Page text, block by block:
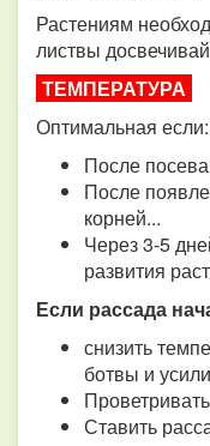
Растениям
листвы
ТЕМПЕРАТУРА
Оптимальная если:
После
После
корней...
Через 3-5
развития
Если рассада
снизить
ботвы и
Ставить